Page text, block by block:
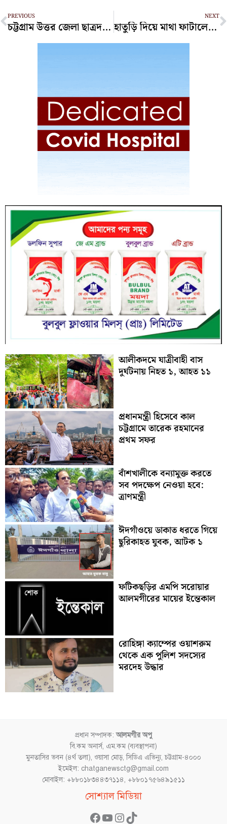
Prev
PREVIOUS
চট্টগ্রাম উত্তর জেলা ছাত্রদলের সহ তথ্য ও গবেষণা সম্পাদক হলেন ফয়সাল
NEXT
হাতুড়ি দিয়ে মাথা ফাটালেন স্ত্রীর, জনতা পুলিশে দিলেন স্বামীকে
আলীকদমে যাত্রীবাহী বাস
দুর্ঘটনায় নিহত ১, আহত ১১
প্রধানমন্ত্রী হিসেবে কাল
চট্টগ্রামে তারেক রহমানের
প্রথম সফর
বাঁশখালীকে বন্যামুক্ত করতে
সব পদক্ষেপ নেওয়া হবে:
ত্রাণমন্ত্রী
ঈদগাঁওয়ে ডাকাত ধরতে গিয়ে
ছুরিকাহত যুবক, আটক ১
ফটিকছড়ির এমপি সরোয়ার
আলমগীরের মায়ের ইন্তেকাল
রোহিঙ্গা ক্যাম্পের ওয়াশরুম
থেকে এক পুলিশ সদস্যের
মরদেহ উদ্ধার
প্রধান সম্পাদক:আলমগীর অপু
বি.কম অনার্স, এম.কম (ব্যবস্থাপনা)
মুনতাসির ভবন (৪র্থ তলা), ওয়াসা মোড়, সিডিএ এভিন্যু, চট্টগ্রাম-৪০০০
ইমেইল: chatganewsctg@gmail.com
মোবাইল: +৮৮০১৮৩৪৪৩৭১১৪, +৮৮০১৭৫৬৪৯১৫১১
সোশ্যাল মিডিয়া
Facebook
YouTube
Instagram
TikTok